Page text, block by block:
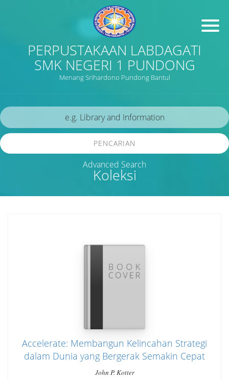
PERPUSTAKAAN LABDAGATI
SMK NEGERI 1 PUNDONG
Menang Srihardono Pundong Bantul
Koleksi
PENCARIAN
Advanced Search
Accelerate: Membangun Kelincahan Strategi
dalam Dunia yang Bergerak Semakin Cepat
John P. Kotter